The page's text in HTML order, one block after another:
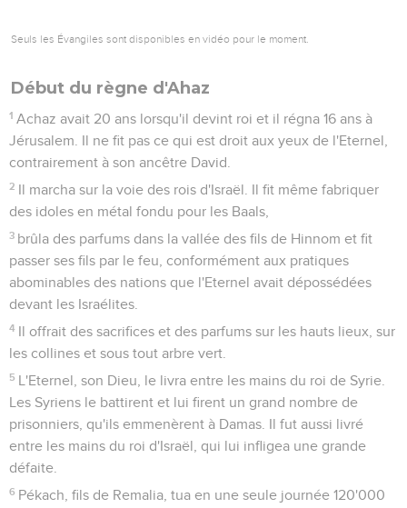
Seuls les Évangiles sont disponibles en vidéo pour le moment.
Début du règne d'Ahaz
1 Achaz avait 20 ans lorsqu'il devint roi et il régna 16 ans à
Jérusalem. Il ne fit pas ce qui est droit aux yeux de l'Eternel,
contrairement à son ancêtre David.
2 Il marcha sur la voie des rois d'Israël. Il fit même fabriquer
des idoles en métal fondu pour les Baals,
3 brûla des parfums dans la vallée des fils de Hinnom et fit
passer ses fils par le feu, conformément aux pratiques
abominables des nations que l'Eternel avait dépossédées
devant les Israélites.
4 Il offrait des sacrifices et des parfums sur les hauts lieux, sur
les collines et sous tout arbre vert.
5 L'Eternel, son Dieu, le livra entre les mains du roi de Syrie.
Les Syriens le battirent et lui firent un grand nombre de
prisonniers, qu'ils emmenèrent à Damas. Il fut aussi livré
entre les mains du roi d'Israël, qui lui infligea une grande
défaite.
6 Pékach, fils de Remalia, tua en une seule journée 120'000